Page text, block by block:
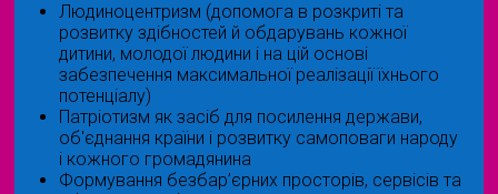
Людиноцентризм (допомога в розкриті та
розвитку здібностей й обдарувань кожної
дитини, молодої людини і на цій основі
забезпечення максимальної реалізації їхнього
потенціалу)
Патріотизм як засіб для посилення держави,
об'єднання країни і розвитку самоповаги народу
і кожного громадянина
Формування безбар’єрних просторів, сервісів та